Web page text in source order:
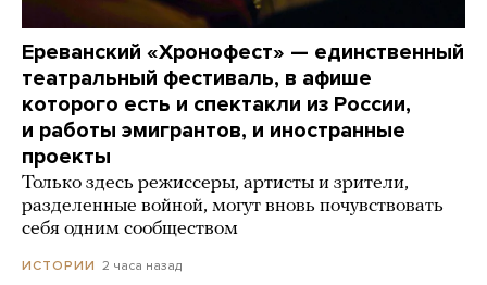
Ереванский «Хронофест» — единственный
театральный фестиваль, в афише
которого есть и спектакли из России,
и работы эмигрантов, и иностранные
проекты
Только здесь режиссеры, артисты и зрители,
разделенные войной, могут вновь почувствовать
себя одним сообществом
ИСТОРИИ 2 часа назад